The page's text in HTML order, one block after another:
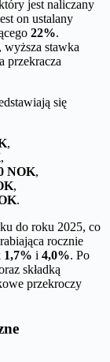
jest naliczany
on ustalany
22%.
wyższa stawka
przekracza
się
,
,
NOK,
,
.
do roku 2025, co
rocznie
1,7% i 4,0%. Po
składką
przekroczy